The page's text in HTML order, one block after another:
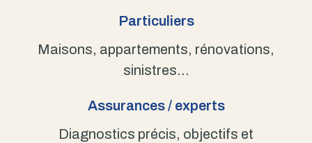
Particuliers
Maisons, appartements, rénovations,
sinistres…
Assurances / experts
Diagnostics précis, objectifs et